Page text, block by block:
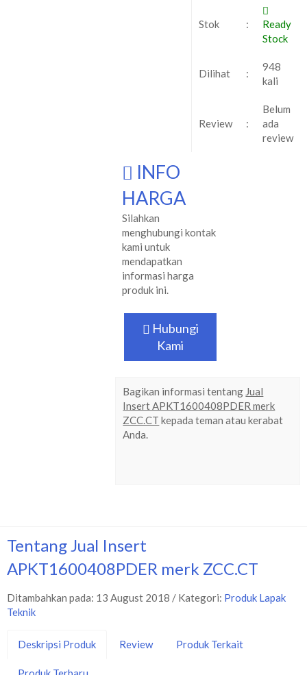
Stok :
Ready
Stock
Dilihat :
948
kali
Review :
Belum
ada
review
INFO
HARGA
Silahkan
menghubungi kontak
kami untuk
mendapatkan
informasi harga
produk ini.
Hubungi
Kami
Bagikan informasi tentang Jual
Insert APKT1600408PDER merk
ZCC.CT kepada teman atau kerabat
Anda.
Tentang Jual Insert
APKT1600408PDER merk ZCC.CT
Ditambahkan pada: 13 August 2018 / Kategori: Produk Lapak
Teknik
Deskripsi Produk Review Produk Terkait